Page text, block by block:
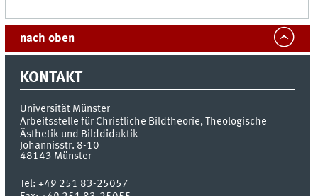
nach oben
KONTAKT
Universität Münster
Arbeitsstelle für Christliche Bildtheorie, Theologische
Ästhetik und Bilddidaktik
Johannisstr. 8-10
48143 Münster
Tel:+49 251 83-25057